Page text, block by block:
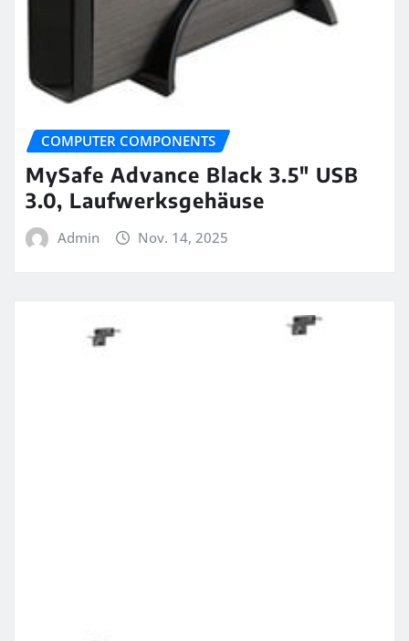
COMPUTER COMPONENTS
MySafe Advance Black 3.5″ USB
3.0, Laufwerksgehäuse
Admin Nov. 14, 2025